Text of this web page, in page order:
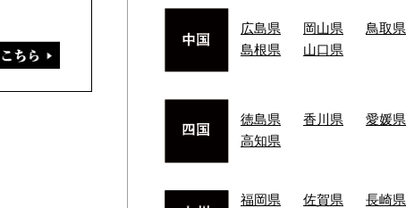
広島県 岡山県
鳥取県
島根県
山口県
徳島県 香川県
愛媛県
高知県
福岡県 佐賀県
長崎県